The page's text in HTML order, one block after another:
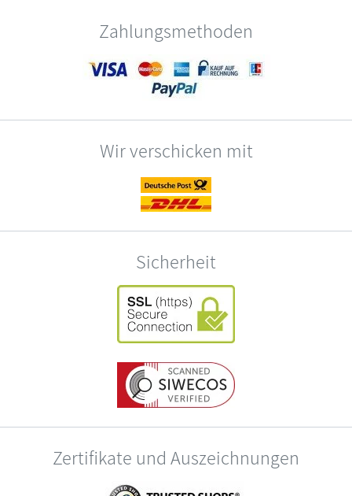
Zahlungsmethoden
Wir verschicken mit
Sicherheit
Zertifikate und Auszeichnungen